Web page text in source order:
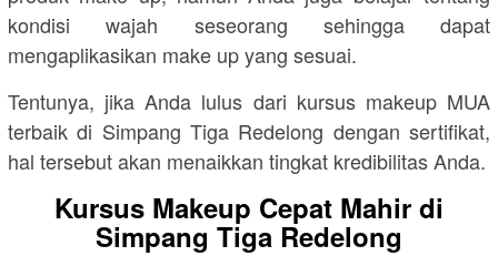
kondisi wajah seseorang sehingga dapat
mengaplikasikan make up yang sesuai.
Tentunya, jika Anda lulus dari kursus makeup MUA
terbaik di Simpang Tiga Redelong dengan sertifikat,
hal tersebut akan menaikkan tingkat kredibilitas Anda.
Kursus Makeup Cepat Mahir di
Simpang Tiga Redelong